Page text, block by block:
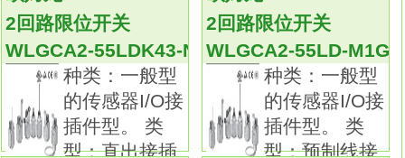
标准采用交叉式结构，使用有高可靠性的包金
接点WLGCA2-55LD-N
一般负载、微小负载均可使用。
摆杆型中标准配备90°过行程、单侧动作设定、
头部4方向安装功能。
通过EN/IEC、 UL、 cUL、 CCC标准认证。种
2回路限位开关
WLGCA2-55LDK43-N
种类：一般型
的传感器I/O接
插件型。 类
型：直出接插
2回路限位开关
WLGCA2-55LD-
种类：一般型
的传感器I/O接
插件型。 类
型：预制线接